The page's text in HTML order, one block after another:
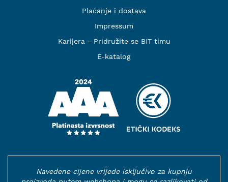
Plaćanje i dostava
Impressum
Karijera - Pridružite se BIT timu
E-katalog
Navedene cijene vrijede isključivo za kupnju